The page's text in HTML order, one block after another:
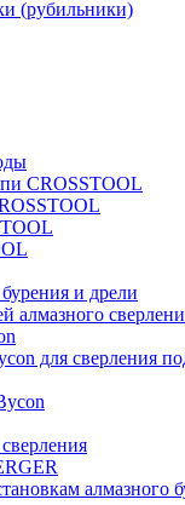
(рубильники)
CROSSTOOL
и дрели
алмазного
для сверления
алмазного